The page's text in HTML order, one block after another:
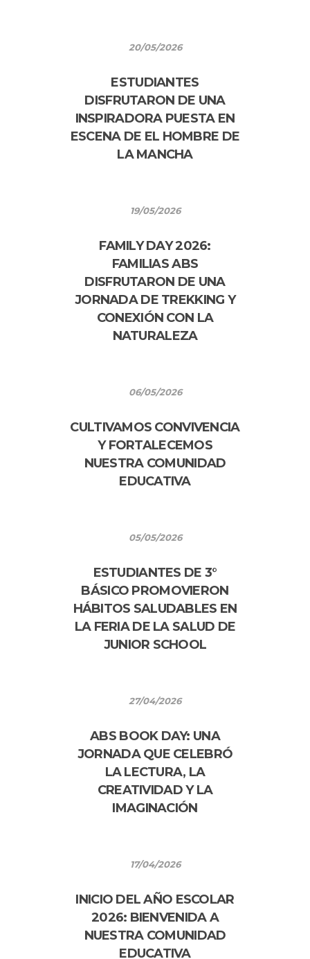
20/05/2026
ESTUDIANTES
DISFRUTARON DE UNA
INSPIRADORA PUESTA EN
ESCENA DE EL HOMBRE DE
LA MANCHA
19/05/2026
FAMILY DAY 2026:
FAMILIAS ABS
DISFRUTARON DE UNA
JORNADA DE TREKKING Y
CONEXIÓN CON LA
NATURALEZA
06/05/2026
CULTIVAMOS CONVIVENCIA
Y FORTALECEMOS
NUESTRA COMUNIDAD
EDUCATIVA
05/05/2026
ESTUDIANTES DE 3°
BÁSICO PROMOVIERON
HÁBITOS SALUDABLES EN
LA FERIA DE LA SALUD DE
JUNIOR SCHOOL
27/04/2026
ABS BOOK DAY: UNA
JORNADA QUE CELEBRÓ
LA LECTURA, LA
CREATIVIDAD Y LA
IMAGINACIÓN
17/04/2026
INICIO DEL AÑO ESCOLAR
2026: BIENVENIDA A
NUESTRA COMUNIDAD
EDUCATIVA